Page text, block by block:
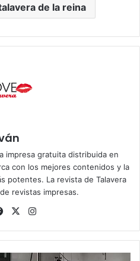
de la reina
impresa gratuita distribuida en
con los mejores contenidos y la
potentes. La revista de Talavera
revistas impresas.
Fa
bo
ok
X
ra
m